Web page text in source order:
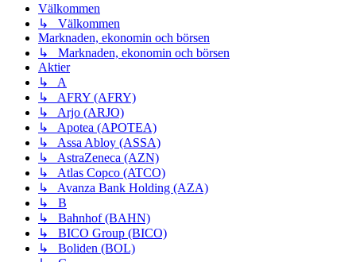
Välkommen
↳ Välkommen
Marknaden, ekonomin och börsen
↳ Marknaden, ekonomin och börsen
Aktier
↳ A
↳ AFRY (AFRY)
↳ Arjo (ARJO)
↳ Apotea (APOTEA)
↳ Assa Abloy (ASSA)
↳ AstraZeneca (AZN)
↳ Atlas Copco (ATCO)
↳ Avanza Bank Holding (AZA)
↳ B
↳ Bahnhof (BAHN)
↳ BICO Group (BICO)
↳ Boliden (BOL)